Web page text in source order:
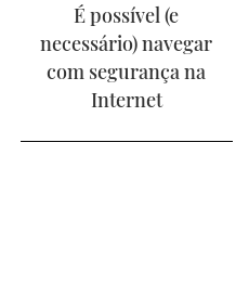
É possível (e
necessário) navegar
com segurança na
Internet